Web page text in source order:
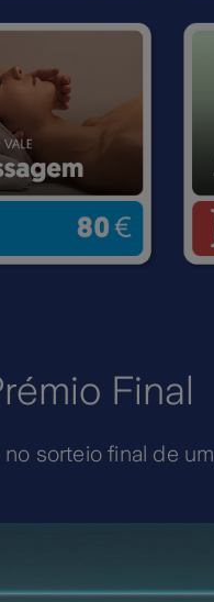
Final
sorteio final de um